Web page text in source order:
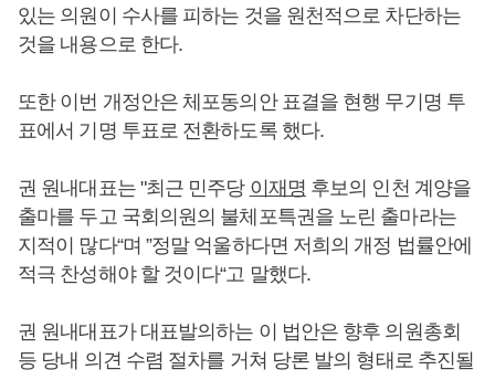
있는 의원이 수사를 피하는 것을 원천적으로 차단하는
것을 내용으로 한다.
또한 이번 개정안은 체포동의안 표결을 현행 무기명 투
표에서 기명 투표로 전환하도록 했다.
권 원내대표는 "최근 민주당 이재명 후보의 인천 계양을
출마를 두고 국회의원의 불체포특권을 노린 출마라는
지적이 많다“며 ”정말 억울하다면 저희의 개정 법률안에
적극 찬성해야 할 것이다“고 말했다.
권 원내대표가 대표발의하는 이 법안은 향후 의원총회
등 당내 의견 수렴 절차를 거쳐 당론 발의 형태로 추진될